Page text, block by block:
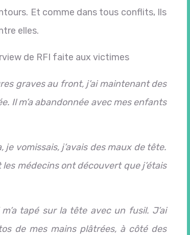
Et comme dans tous conflits, Ils
elles.
de RFI faite aux victimes
graves au front, j’ai maintenant des
Il m’a abandonnée avec mes enfants
vomissais, j’avais des maux de tête.
les médecins ont découvert que j’étais
tapé sur la tête avec un fusil. J’ai
de mes mains plâtrées, à côté des